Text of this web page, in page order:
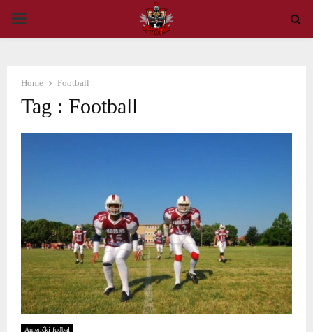
PRIMARY
Home Football
Tag : Football
Američki fudbal